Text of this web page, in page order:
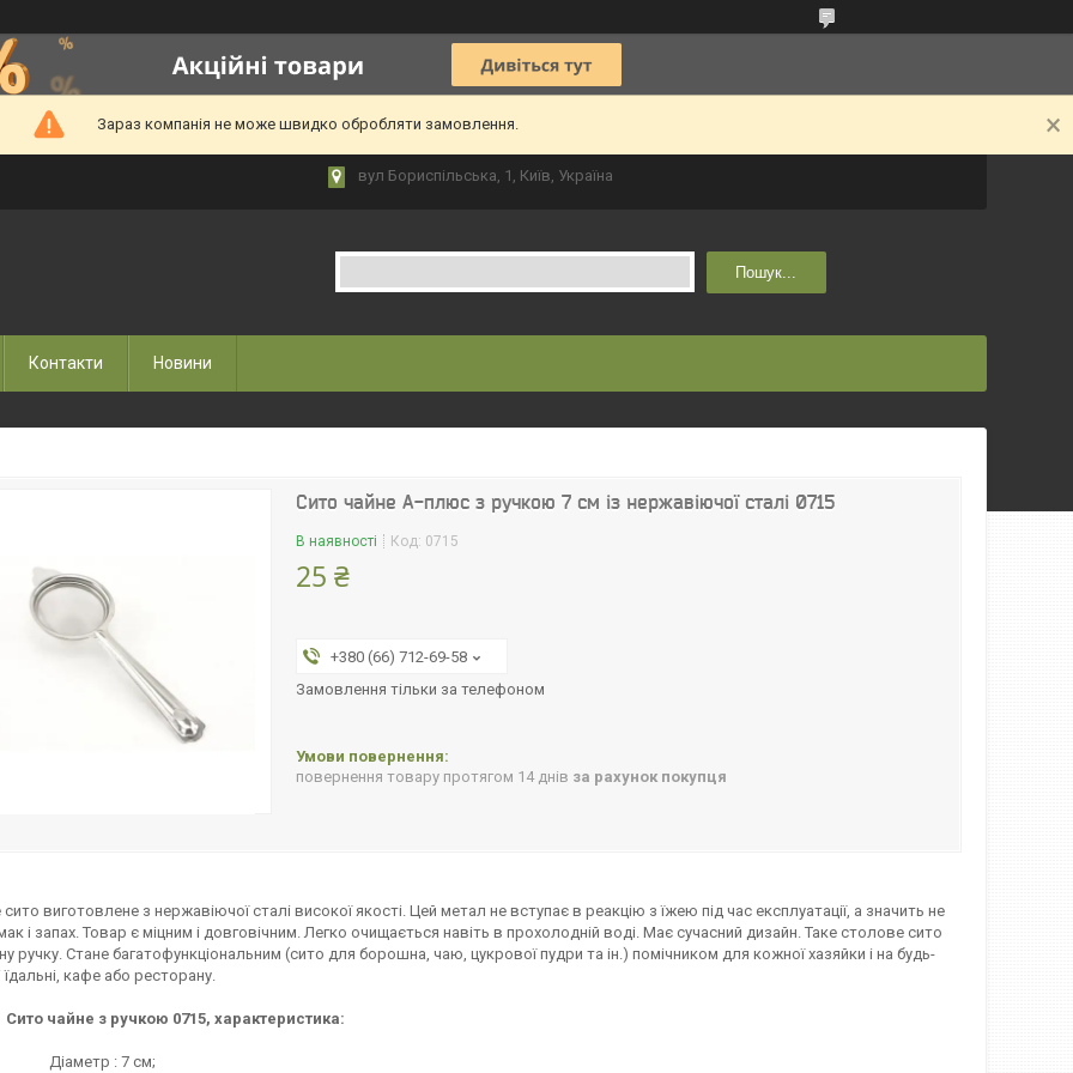
Зараз компанія не може швидко обробляти замовлення.
вул Бориспільська, 1, Київ, Україна
Пошук...
Контакти Новини
Сито чайне А-плюс з ручкою 7 см із нержавіючої сталі 0715
В наявності Код: 0715
25 ₴
+380 (66) 712-69-58
Замовлення тільки за телефоном
повернення товару протягом 14 днів за рахунок покупця
сито виготовлене з нержавіючої сталі високої якості. Цей метал не вступає в реакцію з їжею під час експлуатації, а значить не
і запах. Товар є міцним і довговічним. Легко очищається навіть в прохолодній воді. Має сучасний дизайн. Таке столове сито
ручку. Стане багатофункціональним (сито для борошна, чаю, цукрової пудри та ін.) помічником для кожної хазяйки і на будь-
їдальні, кафе або ресторану.
Сито чайне з ручкою 0715, характеристика:
: 7 см;